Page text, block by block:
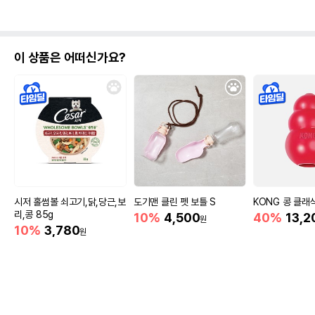
이 상품은 어떠신가요?
시저 홀썸볼 쇠고기,닭,당근,보
리,콩 85g
10% 3,780원
도기맨 클린 펫 보틀 S
10% 4,500원
KONG 콩 클래
40%